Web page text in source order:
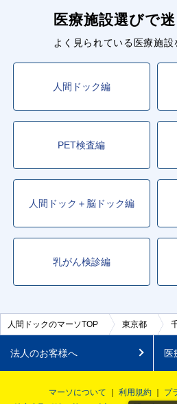
医療施設選びで
よく見られている医療施設
人間ドック編
PET検査編
人間ドック＋脳ドック編
乳がん検診編
人間ドックのマーソTOP 東京都
法人のお客様へ 医
マーソについて 利用規約
プ